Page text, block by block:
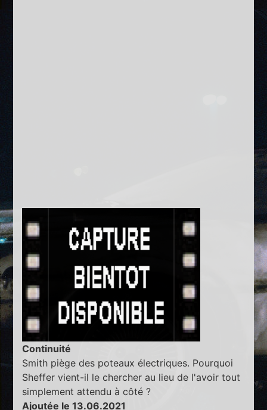
Continuité
Smith piège des poteaux électriques. Pourquoi
Sheffer vient-il le chercher au lieu de l'avoir tout
simplement attendu à côté ?
Ajoutée le 13.06.2021